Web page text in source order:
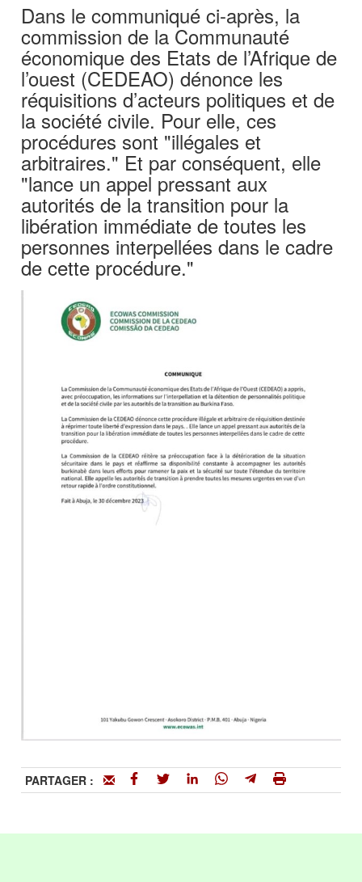
Dans le communiqué ci-après, la
commission de la Communauté
économique des Etats de l’Afrique de
l’ouest (CEDEAO) dénonce les
réquisitions d’acteurs politiques et de
la société civile. Pour elle, ces
procédures sont "illégales et
arbitraires." Et par conséquent, elle
"lance un appel pressant aux
autorités de la transition pour la
libération immédiate de toutes les
personnes interpellées dans le cadre
de cette procédure."
PARTAGER :